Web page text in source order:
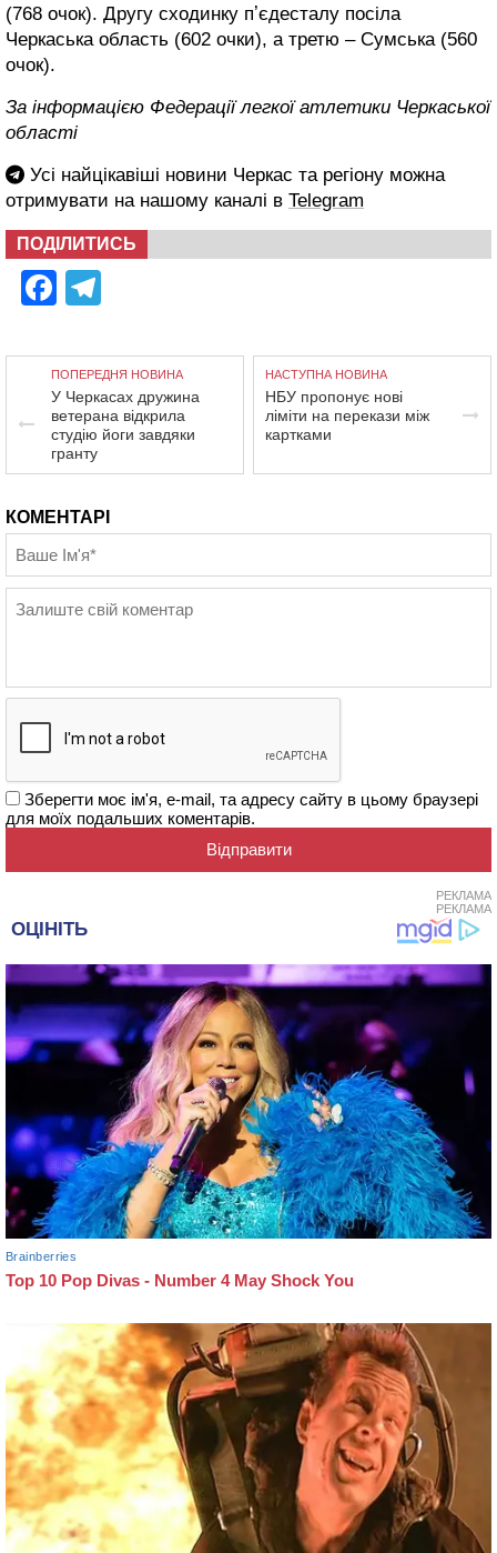
(768 очок). Другу сходинку пʼєдесталу посіла
Черкаська область (602 очки), а третю – Сумська (560
очок).
За інформацією Федерації легкої атлетики Черкаської
області
Усі найцікавіші новини Черкас та регіону можна
отримувати на нашому каналі в Telegram
ПОДІЛИТИСЬ
Facebook
ПОПЕРЕДНЯ НОВИНА
У Черкасах дружина
ветерана відкрила
студію йоги завдяки
гранту
НАСТУПНА НОВИНА
НБУ пропонує нові
ліміти на перекази між
картками
КОМЕНТАРІ
Зберегти моє ім'я, e-mail, та адресу сайту в цьому браузері
для моїх подальших коментарів.
РЕКЛАМА
РЕКЛАМА